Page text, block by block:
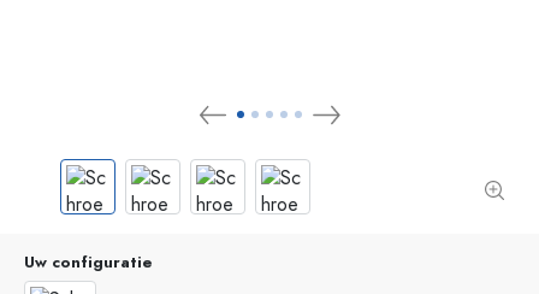
Uw configuratie